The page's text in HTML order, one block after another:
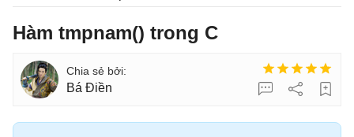
Hàm tmpnam() trong C
Bá Điền